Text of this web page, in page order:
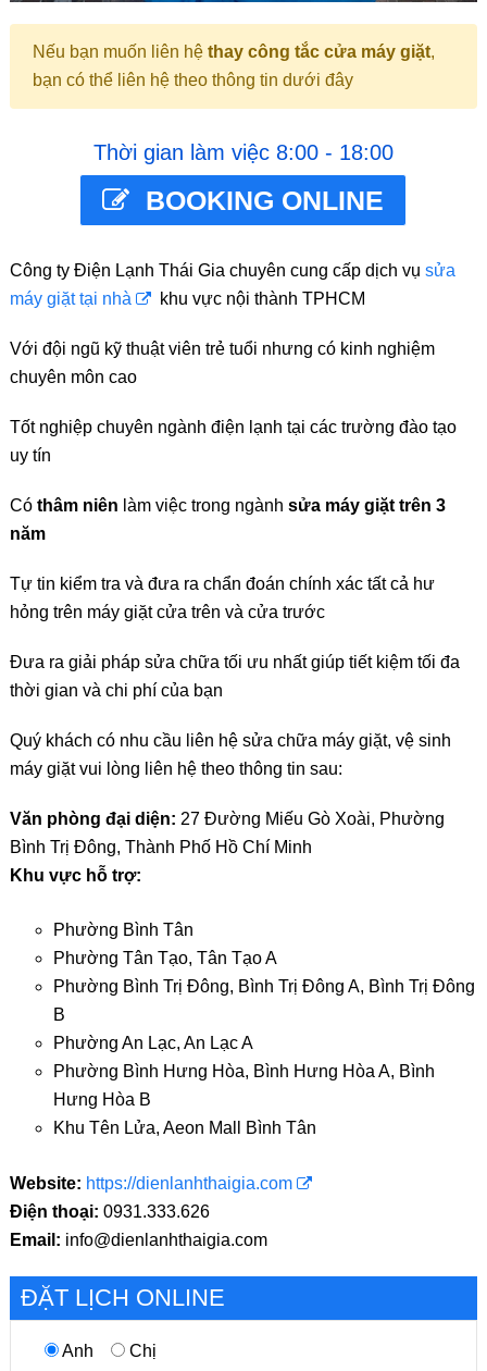
Nếu bạn muốn liên hệ thay công tắc cửa máy giặt,
bạn có thể liên hệ theo thông tin dưới đây
Thời gian làm việc 8:00 - 18:00
BOOKING ONLINE
Công ty Điện Lạnh Thái Gia chuyên cung cấp dịch vụ sửa
máy giặt tại nhà
khu vực nội thành TPHCM
Với đội ngũ kỹ thuật viên trẻ tuổi nhưng có kinh nghiệm
chuyên môn cao
Tốt nghiệp chuyên ngành điện lạnh tại các trường đào tạo
uy tín
Có thâm niên làm việc trong ngành sửa máy giặt trên 3
năm
Tự tin kiểm tra và đưa ra chẩn đoán chính xác tất cả hư
hỏng trên máy giặt cửa trên và cửa trước
Đưa ra giải pháp sửa chữa tối ưu nhất giúp tiết kiệm tối đa
thời gian và chi phí của bạn
Quý khách có nhu cầu liên hệ sửa chữa máy giặt, vệ sinh
máy giặt vui lòng liên hệ theo thông tin sau:
Văn phòng đại diện: 27 Đường Miếu Gò Xoài, Phường
Bình Trị Đông, Thành Phố Hồ Chí Minh
Khu vực hỗ trợ:
Phường Bình Tân
Phường Tân Tạo, Tân Tạo A
Phường Bình Trị Đông, Bình Trị Đông A, Bình Trị Đông
B
Phường An Lạc, An Lạc A
Phường Bình Hưng Hòa, Bình Hưng Hòa A, Bình
Hưng Hòa B
Khu Tên Lửa, Aeon Mall Bình Tân
Website: https://dienlanhthaigia.com
Điện thoại: 0931.333.626
Email: info@dienlanhthaigia.com
ĐẶT LỊCH ONLINE
Anh Chị